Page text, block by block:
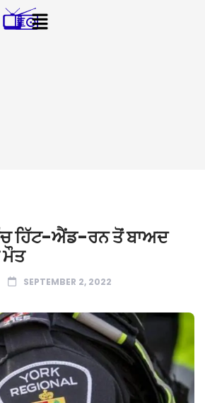
ਹਿੱਟ-ਐਂਡ-ਰਨ ਤੋਂ ਬਾਅਦ
ਮੌਤ
SEPTEMBER 2, 2022